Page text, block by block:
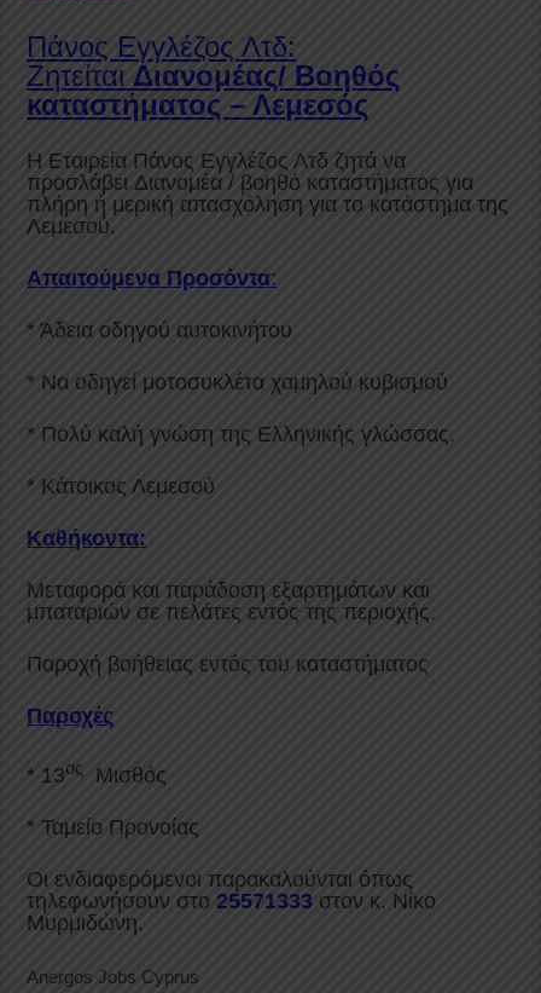
Πάνος Εγγλέζος Λτδ:
Ζητείται Διανομέας/ Βοηθός
καταστήματος – Λεμεσός
Η Εταιρεία Πάνος Εγγλέζος Λτδ ζητά να
προσλάβει Διανομέα / βοηθό καταστήματος για
πλήρη ή μερική απασχόληση για το κατάστημα της
Λεμεσού.
Απαιτούμενα Προσόντα:
* Άδεια οδηγού αυτοκινήτου
* Να οδηγεί μοτοσυκλέτα χαμηλού κυβισμού
* Πολύ καλή γνώση της Ελληνικής γλώσσας.
* Κάτοικος Λεμεσού
Καθήκοντα:
Μεταφορά και παράδοση εξαρτημάτων και
μπαταριών σε πελάτες εντός της περιοχής.
Παροχή βοήθειας εντός του καταστήματος
Παροχές
* 13ος Μισθός
* Ταμείο Προνοίας
Οι ενδιαφερόμενοι παρακαλούνται όπως
τηλεφωνήσουν στο 25571333 στον κ. Νίκο
Μυρμιδώνη.
Anergos Jobs Cyprus